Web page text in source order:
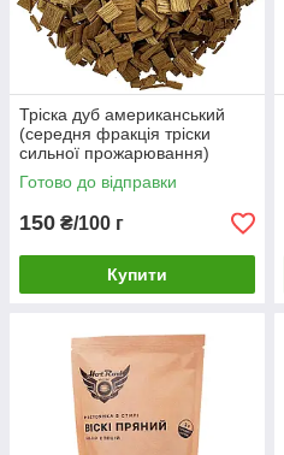
Тріска дуб американський
(середня фракція тріски
сильної прожарювання)
Готово до відправки
150 ₴/100 г
Купити